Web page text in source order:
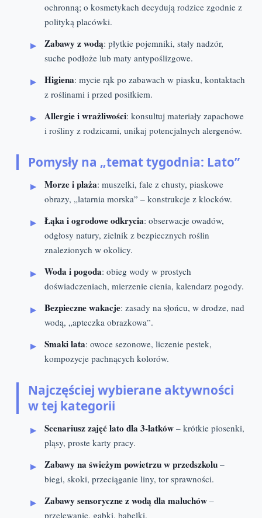
ochronną; o kosmetykach decydują rodzice zgodnie z
polityką placówki.
Zabawy z wodą: płytkie pojemniki, stały nadzór,
suche podłoże lub maty antypoślizgowe.
Higiena: mycie rąk po zabawach w piasku, kontaktach
z roślinami i przed posiłkiem.
Allergie i wrażliwości: konsultuj materiały zapachowe
i rośliny z rodzicami, unikaj potencjalnych alergenów.
Pomysły na „temat tygodnia: Lato”
Morze i plaża: muszelki, fale z chusty, piaskowe
obrazy, „latarnia morska” – konstrukcje z klocków.
Łąka i ogrodowe odkrycia: obserwacje owadów,
odgłosy natury, zielnik z bezpiecznych roślin
znalezionych w okolicy.
Woda i pogoda: obieg wody w prostych
doświadczeniach, mierzenie cienia, kalendarz pogody.
Bezpieczne wakacje: zasady na słońcu, w drodze, nad
wodą, „apteczka obrazkowa”.
Smaki lata: owoce sezonowe, liczenie pestek,
kompozycje pachnących kolorów.
Najczęściej wybierane aktywności
w tej kategorii
Scenariusz zajęć lato dla 3-latków – krótkie piosenki,
pląsy, proste karty pracy.
Zabawy na świeżym powietrzu w przedszkolu –
biegi, skoki, przeciąganie liny, tor sprawności.
Zabawy sensoryczne z wodą dla maluchów –
przelewanie, gąbki, bąbelki.